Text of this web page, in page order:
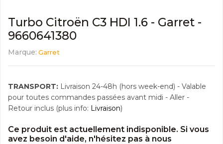
Turbo Citroën C3 HDI 1.6 - Garret -
9660641380
Marque: Garret
TRANSPORT: Livraison 24-48h (hors week-end) - Valable
pour toutes commandes passées avant midi - Aller -
Retour inclus (plus info: Livraison)
Ce produit est actuellement indisponible. Si vous
avez besoin d'aide, n'hésitez pas à nous